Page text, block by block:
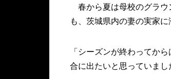
春から夏は母校のグラウ
も、茨城県内の妻の実家に
「シーズンが終わってか
合に出たいと思っていまし